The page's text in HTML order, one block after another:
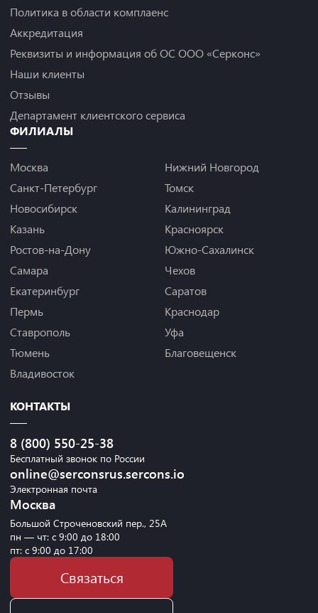
Политика в области комплаенс
Аккредитация
Реквизиты и информация об ОС ООО «Серконс»
Наши клиенты
Отзывы
Департамент клиентского сервиса
ФИЛИАЛЫ
Москва
Санкт-Петербург
Новосибирск
Казань
Ростов-на-Дону
Самара
Екатеринбург
Пермь
Ставрополь
Тюмень
Владивосток
Нижний Новгород
Томск
Калининград
Красноярск
Южно-Сахалинск
Чехов
Саратов
Краснодар
Уфа
Благовещенск
КОНТАКТЫ
8 (800) 550-25-38
Бесплатный звонок по России
online@serconsrus.sercons.io
Электронная почта
Москва
Большой Строченовский пер., 25А
пн — чт: с 9:00 до 18:00
пт: с 9:00 до 17:00
Связаться